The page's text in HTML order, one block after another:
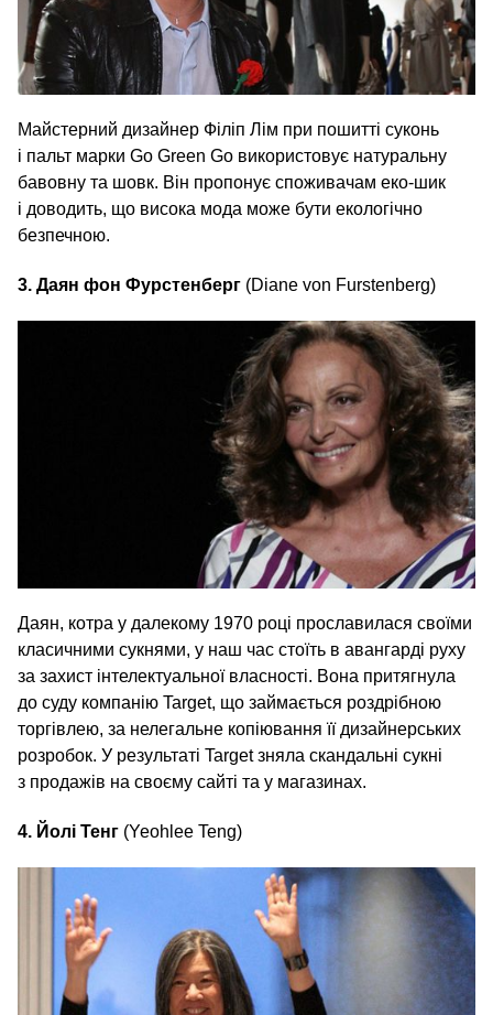
Майстерний дизайнер Філіп Лім при пошитті суконь
і пальт марки Go Green Go використовує натуральну
бавовну та шовк. Він пропонує споживачам еко-шик
і доводить, що висока мода може бути екологічно
безпечною.
3. Даян фон Фурстенберг (Diane von Furstenberg)
Даян, котра у далекому 1970 році прославилася своїми
класичними сукнями, у наш час стоїть в авангарді руху
за захист інтелектуальної власності. Вона притягнула
до суду компанію Target, що займається роздрібною
торгівлею, за нелегальне копіювання її дизайнерських
розробок. У результаті Target зняла скандальні сукні
з продажів на своєму сайті та у магазинах.
4. Йолі Тенг (Yeohlee Teng)